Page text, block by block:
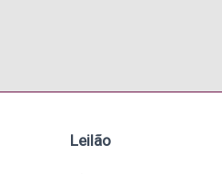
Leilão